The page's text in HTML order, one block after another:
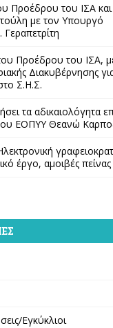
Προέδρου του ΙΣΑ και
με τον Υπουργό
Προέδρου του ΙΣΑ,
Διακυβέρνησης
Σ.Η.Σ.
τα αδικαιολόγητα
του ΕΟΠΥΥ Θεανώ
έργο, αμοιβές πείνας
Εγκύκλιοι